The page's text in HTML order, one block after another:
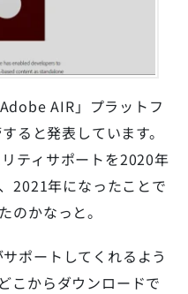
AIR」プラットフ
ると発表しています。
ティサポートを2020年
2021年になったことで
のかなっと。
ポートしてくれるよう
こからダウンロードで